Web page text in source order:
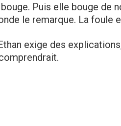
bouge. Puis elle bouge de
le remarque. La foule
exige des